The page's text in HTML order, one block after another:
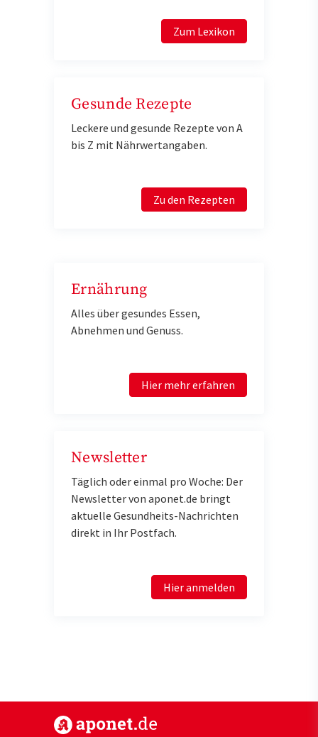
Zum Lexikon
Gesunde Rezepte
Leckere und gesunde Rezepte von A
bis Z mit Nährwertangaben.
Zu den Rezepten
Ernährung
Alles über gesundes Essen,
Abnehmen und Genuss.
Hier mehr erfahren
Newsletter
Täglich oder einmal pro Woche: Der
Newsletter von aponet.de bringt
aktuelle Gesundheits-Nachrichten
direkt in Ihr Postfach.
Hier anmelden